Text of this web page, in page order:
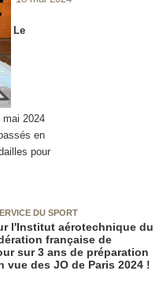
Le
2024
en
pour
DU SPORT
l'Institut aérotechnique du
française de
sur 3 ans de préparation
vue des JO de Paris 2024 !